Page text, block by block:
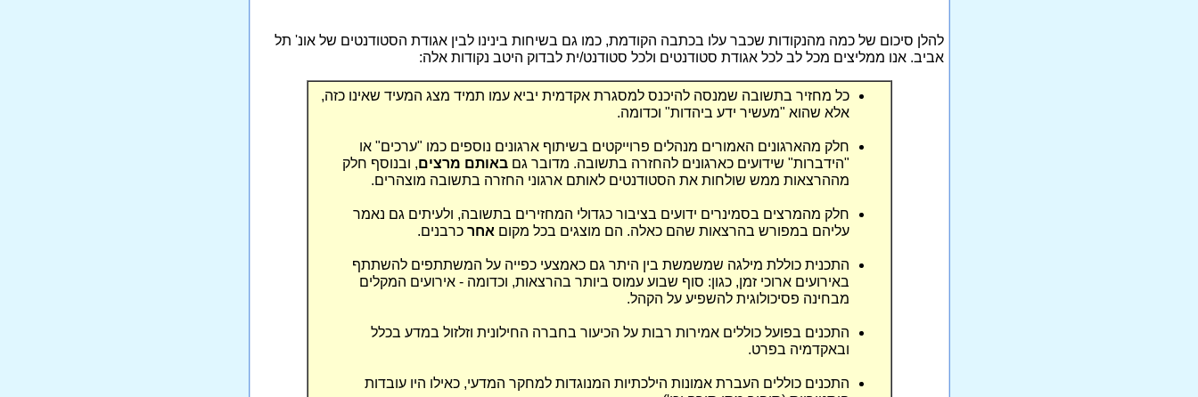
להלן סיכום של כמה מהנקודות שכבר עלו בכתבה הקודמת, כמו גם בשיחות בינינו לבין אגודת הסטודנטים של אונ' תל
אביב. אנו ממליצים מכל לב לכל אגודת סטודנטים ולכל סטודנט/ית לבדוק היטב נקודות אלה:
כל מחזיר בתשובה שמנסה להיכנס למסגרת אקדמית יביא עמו תמיד מצג המעיד שאינו כזה,
אלא שהוא "מעשיר ידע ביהדות" וכדומה.
חלק מהארגונים האמורים מנהלים פרוייקטים בשיתוף ארגונים נוספים כמו "ערכים" או
"הידברות" שידועים כארגונים להחזרה בתשובה. מדובר גםבאותם מרצים, ובנוסף חלק
מההרצאות ממש שולחות את הסטודנטים לאותם ארגוני החזרה בתשובה מוצהרים.
חלק מהמרצים בסמינרים ידועים בציבור כגדולי המחזירים בתשובה, ולעיתים גם נאמר
עליהם במפורש בהרצאות שהם כאלה. הם מוצגים בכל מקום אחר כרבנים.
התכנית כוללת מילגה שמשמשת בין היתר גם כאמצעי כפייה על המשתתפים להשתתף
באירועים ארוכי זמן, כגון: סוף שבוע עמוס ביותר בהרצאות, וכדומה - אירועים המקלים
מבחינה פסיכולוגית להשפיע על הקהל.
התכנים בפועל כוללים אמירות רבות על הכיעור בחברה החילונית וזלזול במדע בכלל
ובאקדמיה בפרט.
התכנים כוללים העברת אמונות הילכתיות המנוגדות למחקר המדעי, כאילו היו עובדות